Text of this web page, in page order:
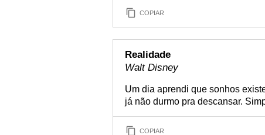
COPIAR
Realidade
Walt Disney
Um dia aprendi que sonhos
já não durmo pra descansar.
COPIAR